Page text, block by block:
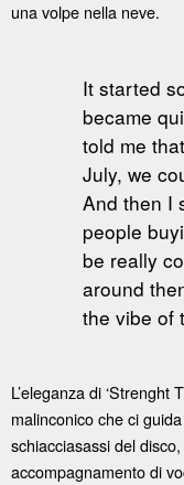
una volpe nella neve.
It started
became
told me
July, we
And then I
people
be really
around
the vibe of
L’eleganza di ‘Strenght
malinconico che ci
schiacciasassi del
accompagnamento di